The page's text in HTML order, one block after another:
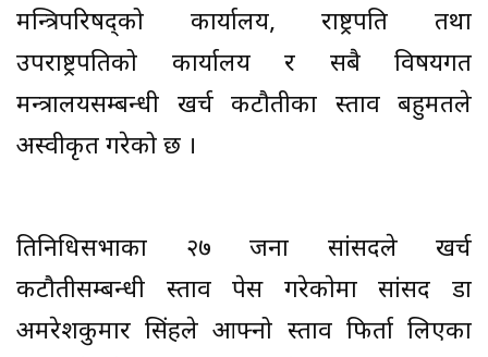
मन्त्रिपरिषद्को कार्यालय, राष्ट्रपति तथा
उपराष्ट्रपतिको कार्यालय र सबै विषयगत
मन्त्रालयसम्बन्धी खर्च कटौतीका प्रस्ताव बहुमतले
अस्वीकृत गरेको छ ।
प्रतिनिधिसभाका २७ जना सांसदले खर्च
कटौतीसम्बन्धी प्रस्ताव पेस गरेकाेमा सांसद डा
अमरेशकुमार सिंहले आफ्नो प्रस्ताव फिर्ता लिएका